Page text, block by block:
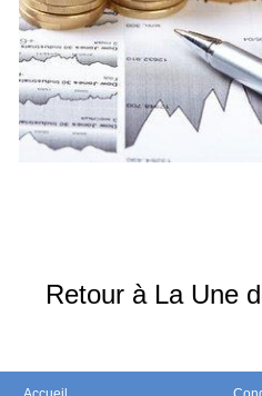
Retour à La Une